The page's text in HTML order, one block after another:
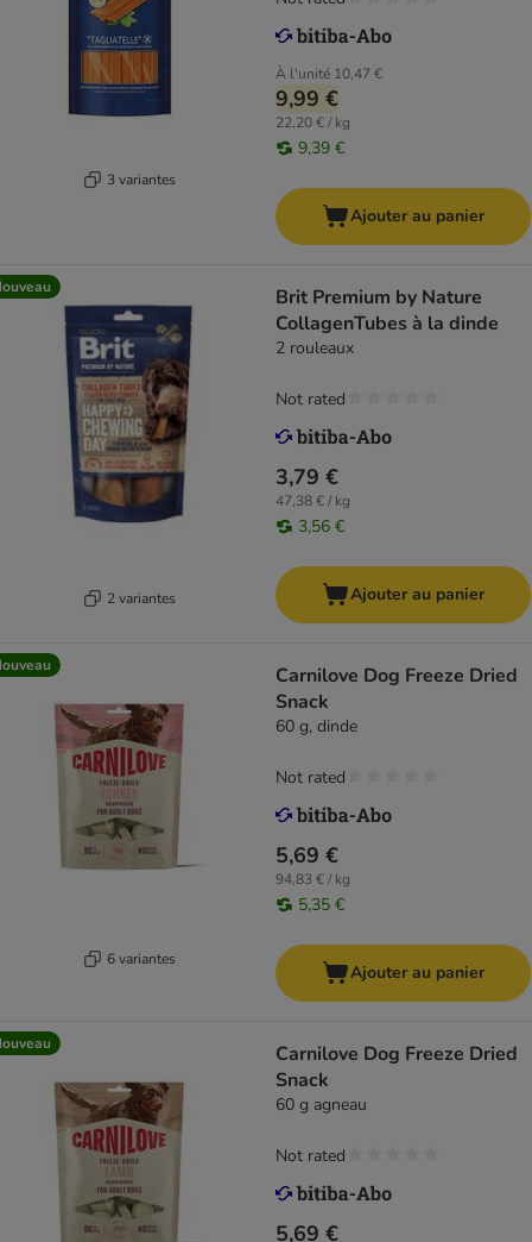
3 variantes
À l'unité 10,47 €
9,99 €
22,20 € / kg
9,39 €
Ajouter au panier
2 variantes
Brit Premium by Nature
CollagenTubes à la dinde
2 rouleaux
3,79 €
47,38 € / kg
3,56 €
Not rated
Ajouter au panier
6 variantes
Carnilove Dog Freeze Dried
Snack
60 g, dinde
5,69 €
94,83 € / kg
5,35 €
Not rated
Ajouter au panier
Carnilove Dog Freeze Dried
Snack
60 g agneau
5,69 €
Not rated